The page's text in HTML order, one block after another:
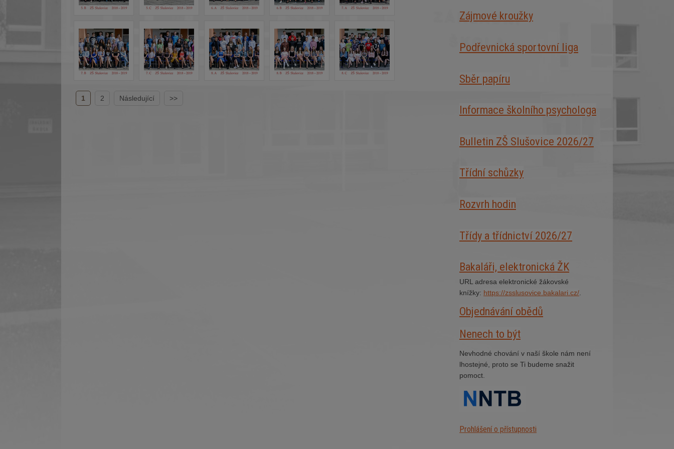
1 2 Následující >>
Zájmové kroužky
Podřevnická sportovní liga
Sběr papíru
Informace školního psychologa
Bulletin ZŠ Slušovice 2026/27
Třídní schůzky
Rozvrh hodin
Třídy a třídnictví 2026/27
Bakaláři, elektronická ŽK
URL adresa elektronické žákovské
knížky: https://zsslusovice.bakalari.cz/
Objednávání obědů
Nenech to být
Nevhodné chování v naší škole nám není
lhostejné, proto se Ti budeme snažit
pomoct.
Prohlášení o přístupnosti